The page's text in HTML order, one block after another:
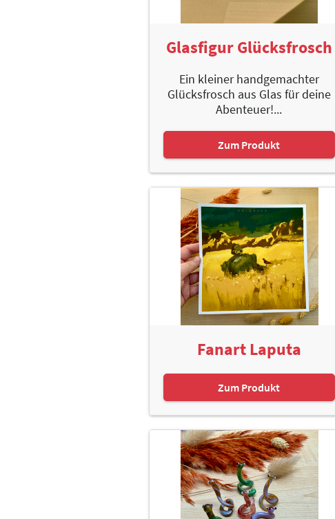
Glasfigur Glücksfrosch
Ein kleiner handgemachter
Glücksfrosch aus Glas für deine
Abenteuer!...
Zum Produkt
Fanart Laputa
Zum Produkt